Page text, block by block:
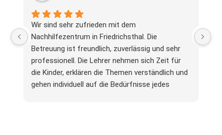
Wir sind sehr zufrieden mit dem
Nachhilfezentrum in Friedrichsthal. Die
Betreuung ist freundlich, zuverlässig und sehr
professionell. Die Lehrer nehmen sich Zeit für
die Kinder, erklären die Themen verständlich und
gehen individuell auf die Bedürfnisse jedes